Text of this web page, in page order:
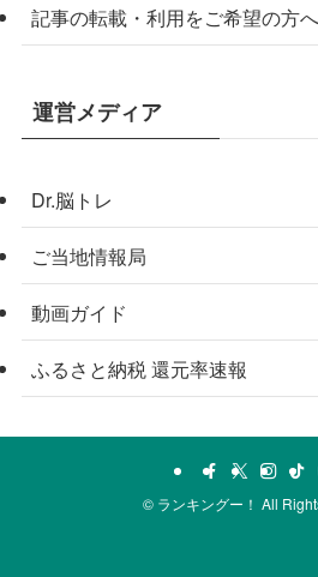
記事の転載・利用をご希望の方へ
運営メディア
Dr.脳トレ
ご当地情報局
動画ガイド
ふるさと納税 還元率速報
© ランキングー！ All